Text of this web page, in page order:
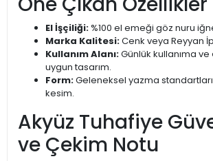
El İşçiliği: %100 el emeği göz nuru
Marka Kalitesi:Cenk veya Reyyan
Kullanım Alanı:Günlük kullanıma
uygun tasarım.
Form:Geleneksel yazma
kesim.
Akyüz Tuhafiye
ve Çekim Notu